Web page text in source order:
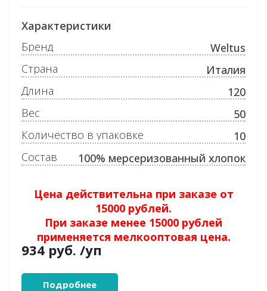
Цена действительна при заказе от
15000 рублей.
При заказе менее 15000 рублей
применяется мелкооптовая цена.
934 руб. /уп
Подробнее
Характеристики
Бренд
Weltus
Страна
Италия
Длина
120
Вес
50
Количество в упаковке
10
Состав
100% мерсеризованный хлопок